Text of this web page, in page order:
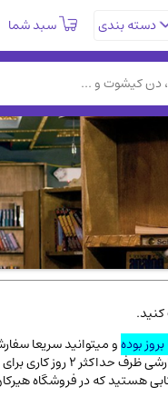
دسته بندی سبد شما
بودهو میتوانید سریعا
و 3 روز کاری برای پست سفارشی، به دست شما میرسد.
هستید که در فروشگاه